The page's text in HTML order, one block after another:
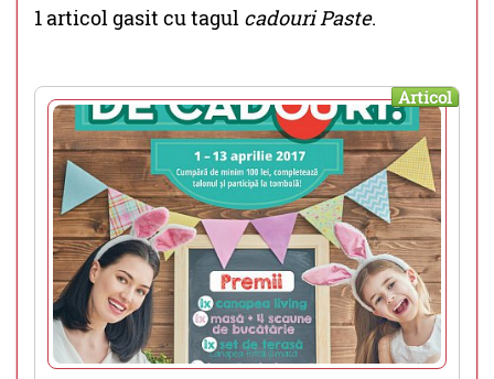
1 articol gasit cu tagul cadouri Paste.
Articol